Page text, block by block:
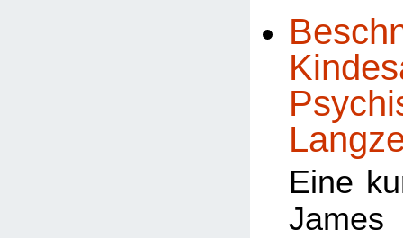
Eine